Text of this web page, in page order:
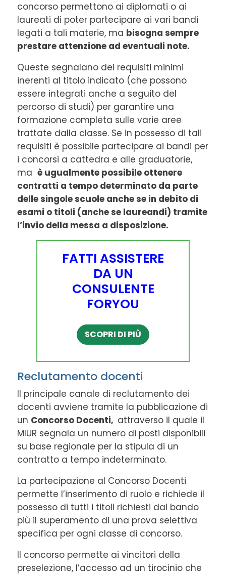
concorso permettono ai diplomati o ai
laureati di poter partecipare ai vari bandi
legati a tali materie, ma bisogna sempre
prestare attenzione ad eventuali note.
Queste segnalano dei requisiti minimi
inerenti al titolo indicato (che possono
essere integrati anche a seguito del
percorso di studi) per garantire una
formazione completa sulle varie aree
trattate dalla classe. Se in possesso di tali
requisiti è possibile partecipare ai bandi per
i concorsi a cattedra e alle graduatorie,
ma è ugualmente possibile ottenere
contratti a tempo determinato da parte
delle singole scuole anche se in debito di
esami o titoli (anche se laureandi) tramite
l’invio della messa a disposizione.
FATTI ASSISTERE
DA UN
CONSULENTE
FORYOU
SCOPRI DI PIÙ
Reclutamento docenti
Il principale canale di reclutamento dei
docenti avviene tramite la pubblicazione di
un Concorso Docenti, attraverso il quale il
MIUR segnala un numero di posti disponibili
su base regionale per la stipula di un
contratto a tempo indeterminato.
La partecipazione al Concorso Docenti
permette l’inserimento di ruolo e richiede il
possesso di tutti i titoli richiesti dal bando
più il superamento di una prova selettiva
specifica per ogni classe di concorso.
Il concorso permette ai vincitori della
preselezione, l’accesso ad un tirocinio che